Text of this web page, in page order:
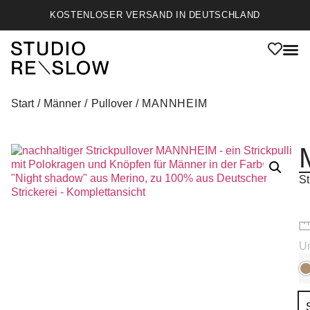
KOSTENLOSER VERSAND IN DEUTSCHLAND
Start/ Männer / Pullover/ MANNHEIM